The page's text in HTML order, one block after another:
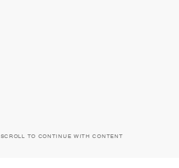
SCROLL TO CONTINUE WITH CONTENT